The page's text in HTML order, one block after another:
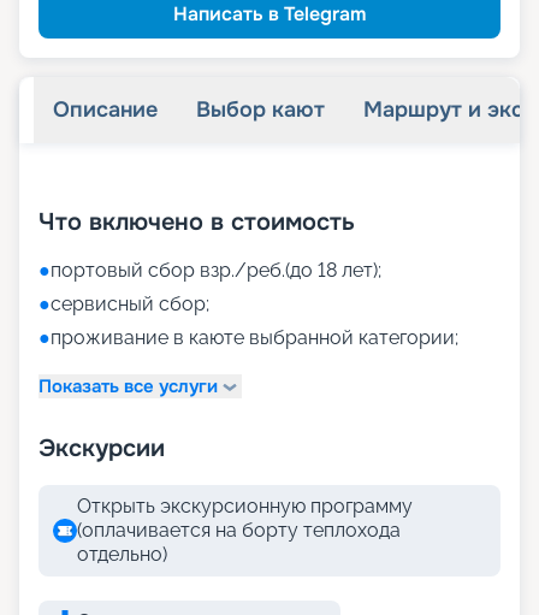
Написать в Telegram
Описание Выбор кают Маршрут и
Что включено в стоимость
●портовый сбор взр./реб.(до 18 лет);
●сервисный сбор;
●проживание в каюте выбранной категории;
Показать все услуги
Экскурсии
Открыть экскурсионную программу
(оплачивается на борту теплохода
отдельно)